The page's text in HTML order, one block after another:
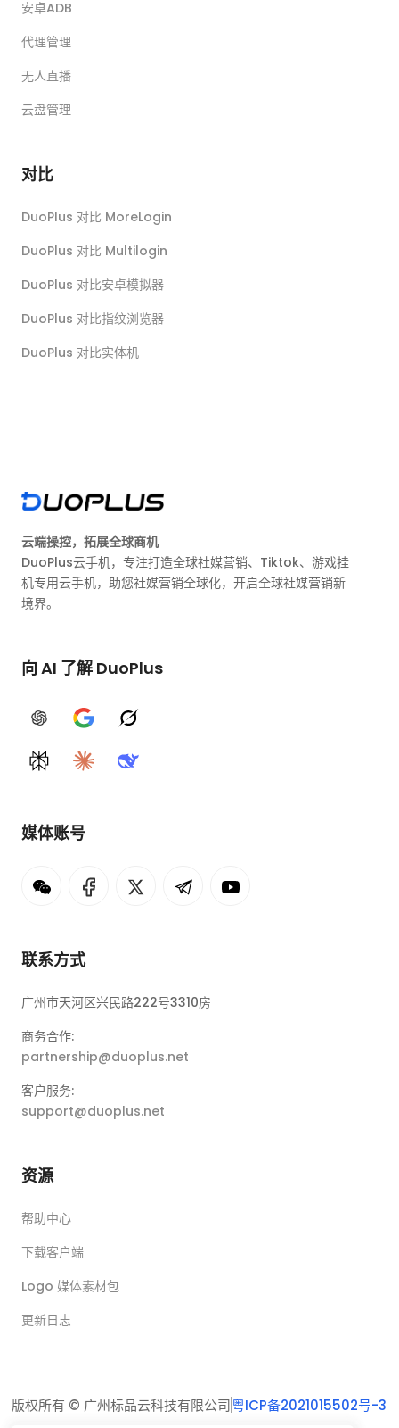
安卓ADB
代理管理
无人直播
云盘管理
对比
DuoPlus 对比 MoreLogin
DuoPlus 对比 Multilogin
DuoPlus 对比安卓模拟器
DuoPlus 对比指纹浏览器
DuoPlus 对比实体机
云端操控，拓展全球商机
DuoPlus云手机，专注打造全球社媒营销、Tiktok、游戏挂
机专用云手机，助您社媒营销全球化，开启全球社媒营销新
境界。
向 AI 了解 DuoPlus
ChatGPTGoogle AIGrok
PerplexityClaudeDeepSeek
媒体账号
联系方式
广州市天河区兴民路222号3310房
商务合作:
partnership@duoplus.net
客户服务:
support@duoplus.net
资源
帮助中心
下载客户端
Logo 媒体素材包
更新日志
版权所有 © 广州标品云科技有限公司粤ICP备2021015502号-3